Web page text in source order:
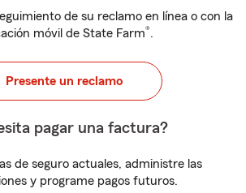
de su reclamo en línea o con la
móvil de State Farm®.
Presente un reclamo
pagar una factura?
de seguro actuales, administre las
y programe pagos futuros.